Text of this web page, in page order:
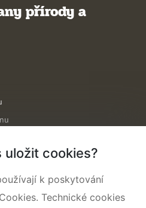
přírody a
uložit cookies?
k poskytování
Technické cookies